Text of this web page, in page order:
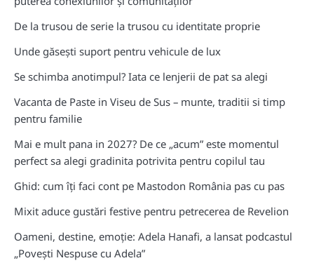
De la trusou de serie la trusou cu identitate proprie
Unde găsești suport pentru vehicule de lux
Se schimba anotimpul? Iata ce lenjerii de pat sa alegi
Vacanta de Paste in Viseu de Sus – munte, traditii si timp
pentru familie
Mai e mult pana in 2027? De ce „acum” este momentul
perfect sa alegi gradinita potrivita pentru copilul tau
Ghid: cum îți faci cont pe Mastodon România pas cu pas
Mixit aduce gustări festive pentru petrecerea de Revelion
Oameni, destine, emoție: Adela Hanafi, a lansat podcastul
„Povești Nespuse cu Adela”